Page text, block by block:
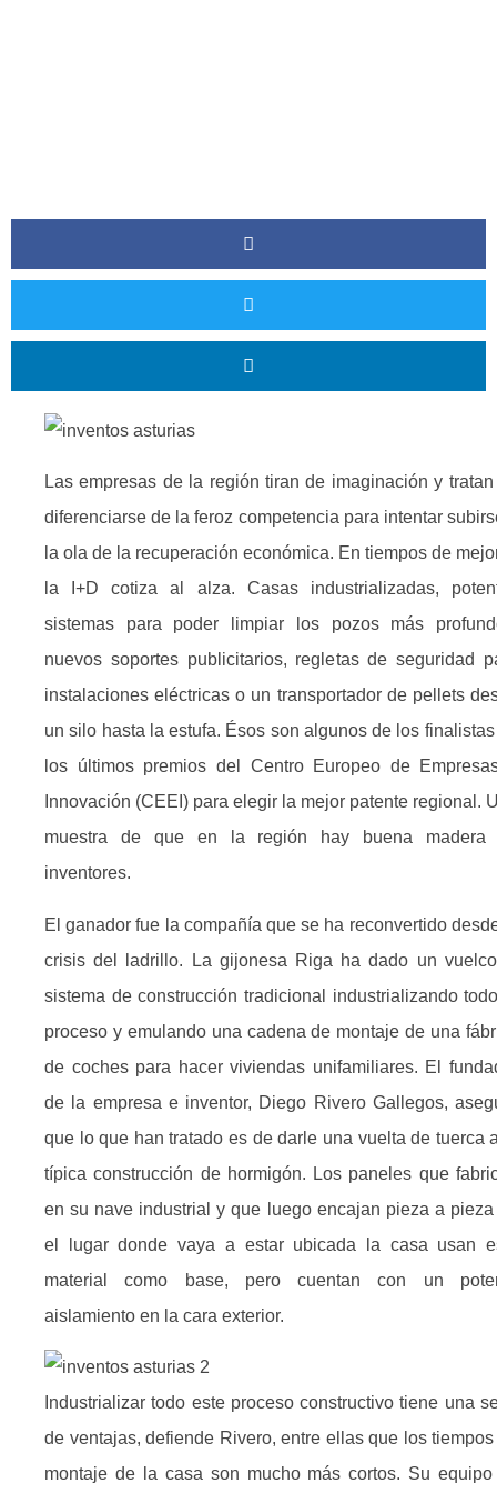
Las empresas de la región tiran de imaginación y
diferenciarse de la feroz competencia para intentar
la ola de la recuperación económica. En tiempos de
la I+D cotiza al alza. Casas industrializadas,
sistemas para poder limpiar los pozos más
nuevos soportes publicitarios, regletas de seguridad
instalaciones eléctricas o un transportador de pellets
un silo hasta la estufa. Ésos son algunos de los
los últimos premios del Centro Europeo de
Innovación (CEEI) para elegir la mejor patente regional.
muestra de que en la región hay buena madera
inventores.
El ganador fue la compañía que se ha reconvertido
crisis del ladrillo. La gijonesa Riga ha dado un
sistema de construcción tradicional industrializando
proceso y emulando una cadena de montaje de una
de coches para hacer viviendas unifamiliares. El
de la empresa e inventor, Diego Rivero Gallegos,
que lo que han tratado es de darle una vuelta de tuerca
típica construcción de hormigón. Los paneles que
en su nave industrial y que luego encajan pieza a
el lugar donde vaya a estar ubicada la casa usan
material como base, pero cuentan con un
aislamiento en la cara exterior.
Industrializar todo este proceso constructivo tiene una
de ventajas, defiende Rivero, entre ellas que los
montaje de la casa son mucho más cortos. Su